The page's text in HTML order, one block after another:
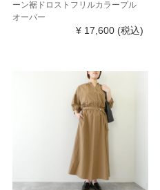
ーン裾ドロストフリルカラープル
オーバー
¥ 17,600 (税込)